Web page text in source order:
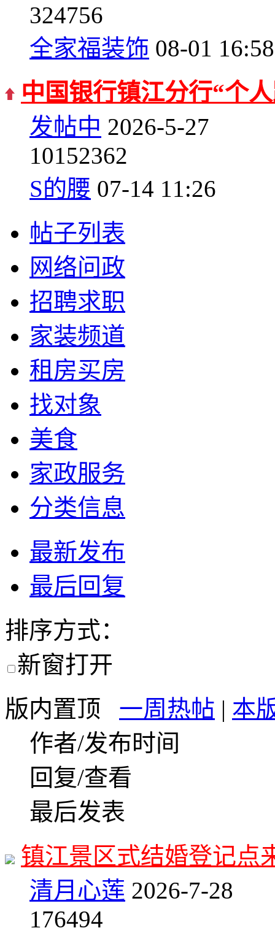
324756
全家福装饰 08-01 16:58
中国银行镇江分行“个
发帖中 2026-5-27
10152362
S的腰 07-14 11:26
帖子列表
网络问政
招聘求职
家装频道
租房买房
找对象
美食
家政服务
分类信息
最新发布
最后回复
排序方式：
新窗打开
版内置顶
一周热帖 | 本
作者/发布时间
回复/查看
最后发表
镇江景区式结婚登记点
清月心莲 2026-7-28
176494